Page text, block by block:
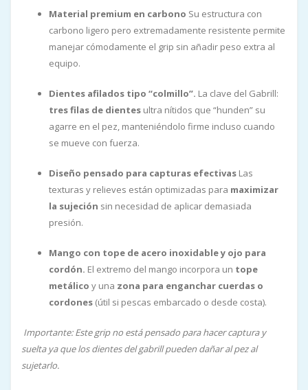
Material premium en carbono Su estructura con
carbono ligero pero extremadamente resistente permite
manejar cómodamente el grip sin añadir peso extra al
equipo.
Dientes afilados tipo “colmillo”. La clave del Gabrill:
tres filas de dientes ultra nítidos que “hunden” su
agarre en el pez, manteniéndolo firme incluso cuando
se mueve con fuerza.
Diseño pensado para capturas efectivas Las
texturas y relieves están optimizadas para maximizar
la sujeción sin necesidad de aplicar demasiada
presión.
Mango con tope de acero inoxidable y ojo para
cordón. El extremo del mango incorpora un tope
metálico y una zona para enganchar cuerdas o
cordones (útil si pescas embarcado o desde costa).
Importante: Este grip no está pensado para hacer captura y
suelta ya que los dientes del gabrill pueden dañar al pez al
sujetarlo.